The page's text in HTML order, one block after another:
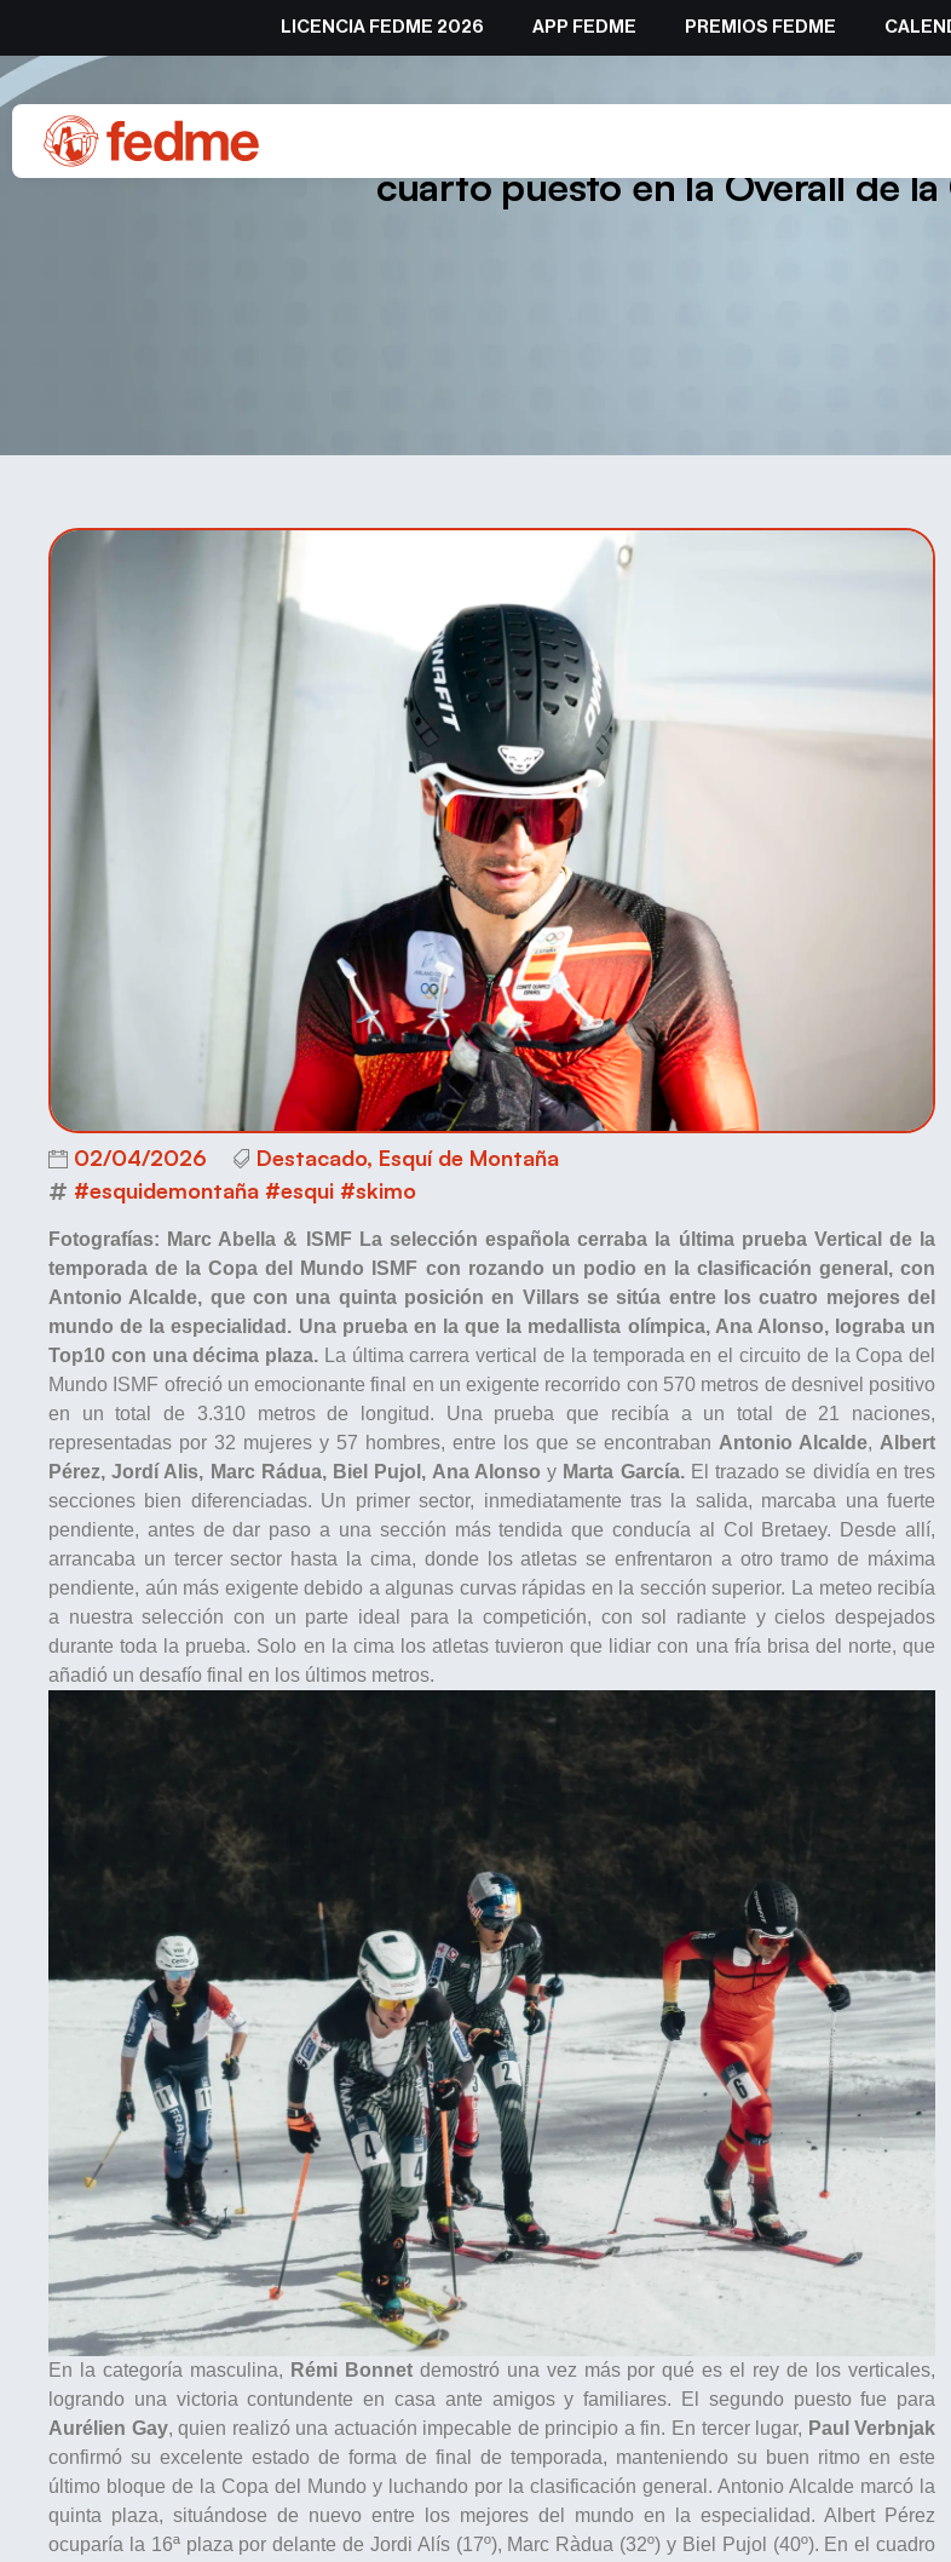
LICENCIA FEDME 2026 APP FEDME PREMIOS FEDME
Antonio Alcalde, entre los mejores del mundo
cuarto puesto en la Overall de
02/04/2026 Destacado, Esquí de Montaña
#esquidemontaña #esqui #skimo
Fotografías: Marc Abella & ISMF La selección española cerraba la última prueba Vertical de la
temporada de la Copa del Mundo ISMF con rozando un podio en la clasificación general, con
Antonio Alcalde, que con una quinta posición en Villars se sitúa entre los cuatro mejores del
mundo de la especialidad. Una prueba en la que la medallista olímpica, Ana Alonso, lograba un
Top10 con una décima plaza. La última carrera vertical de la temporada en el circuito de la Copa del
Mundo ISMF ofreció un emocionante final en un exigente recorrido con 570 metros de desnivel positivo
en un total de 3.310 metros de longitud. Una prueba que recibía a un total de 21 naciones,
representadas por 32 mujeres y 57 hombres, entre los que se encontraban Antonio Alcalde, Albert
Pérez, Jordí Alis, Marc Rádua, Biel Pujol, Ana Alonso y Marta García.El trazado se dividía en tres
secciones bien diferenciadas. Un primer sector, inmediatamente tras la salida, marcaba una fuerte
pendiente, antes de dar paso a una sección más tendida que conducía al Col Bretaey. Desde allí,
arrancaba un tercer sector hasta la cima, donde los atletas se enfrentaron a otro tramo de máxima
pendiente, aún más exigente debido a algunas curvas rápidas en la sección superior. La meteo recibía
a nuestra selección con un parte ideal para la competición, con sol radiante y cielos despejados
durante toda la prueba. Solo en la cima los atletas tuvieron que lidiar con una fría brisa del norte, que
añadió un desafío final en los últimos metros.
En la categoría masculina, Rémi Bonnetdemostró una vez más por qué es el rey de los verticales,
logrando una victoria contundente en casa ante amigos y familiares. El segundo puesto fue para
Aurélien Gay, quien realizó una actuación impecable de principio a fin. En tercer lugar, Paul Verbnjak
confirmó su excelente estado de forma de final de temporada, manteniendo su buen ritmo en este
último bloque de la Copa del Mundo y luchando por la clasificación general. Antonio Alcalde marcó la
quinta plaza, situándose de nuevo entre los mejores del mundo en la especialidad. Albert Pérez
ocuparía la 16ª plaza por delante de Jordi Alís (17º), Marc Ràdua (32º) y Biel Pujol (40º). En el cuadro